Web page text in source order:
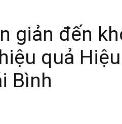
giản đến
quả
Bình